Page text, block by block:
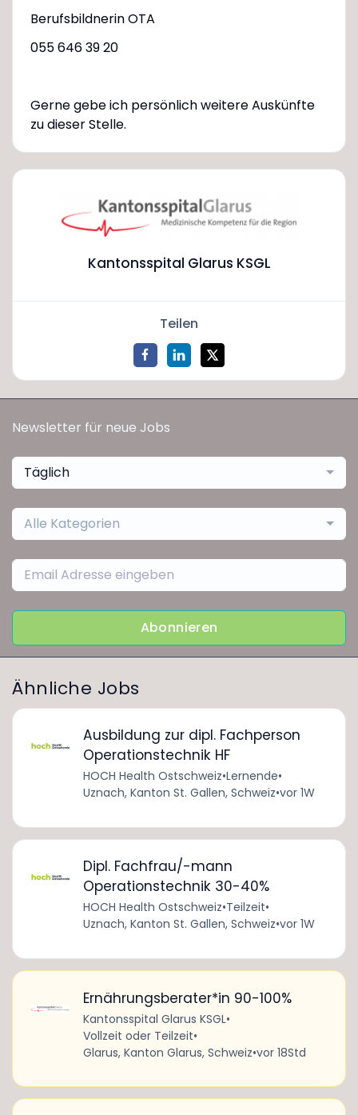
Berufsbildnerin OTA
055 646 39 20
Gerne gebe ich persönlich weitere Auskünfte
zu dieser Stelle.
Kantonsspital Glarus KSGL
Teilen
Newsletter für neue Jobs
Täglich
Alle Kategorien
Abonnieren
Ähnliche Jobs
Ausbildung zur dipl. Fachperson
Operationstechnik HF
HOCH Health Ostschweiz•Lernende•
Uznach, Kanton St. Gallen, Schweiz•vor 1W
Dipl. Fachfrau/-mann
Operationstechnik 30-40%
HOCH Health Ostschweiz•Teilzeit•
Uznach, Kanton St. Gallen, Schweiz•vor 1W
Ernährungsberater*in 90-100%
Kantonsspital Glarus KSGL•
Vollzeit oder Teilzeit•
Glarus, Kanton Glarus, Schweiz•vor 18Std